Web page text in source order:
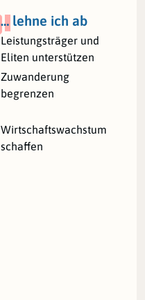
… lehne ich ab
Leistungsträger und
Eliten unterstützen
Zuwanderung
begrenzen
Wirtschaftswachstum
schaffen